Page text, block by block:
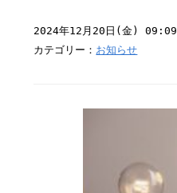
2024年12月20日(金) 09:09
カテゴリー： お知らせ